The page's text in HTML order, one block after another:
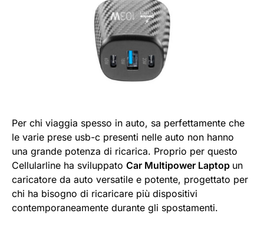
Per chi viaggia spesso in auto, sa perfettamente che
le varie prese usb-c presenti nelle auto non hanno
una grande potenza di ricarica. Proprio per questo
Cellularline ha sviluppato Car Multipower Laptop un
caricatore da auto versatile e potente, progettato per
chi ha bisogno di ricaricare più dispositivi
contemporaneamente durante gli spostamenti.